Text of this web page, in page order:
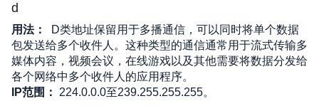
d
用法：
D类地址保留用于多播通信，可以同时将单个数据
包发送给多个收件人。这种类型的通信通常用于流式传输多
媒体内容，视频会议，在线游戏以及其他需要将数据分发给
各个网络中多个收件人的应用程序。
IP范围：
224.0.0.0至239.255.255.255。